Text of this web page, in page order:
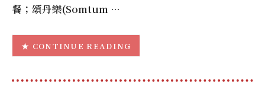
餐；頌丹樂(Somtum …
CONTINUE READING